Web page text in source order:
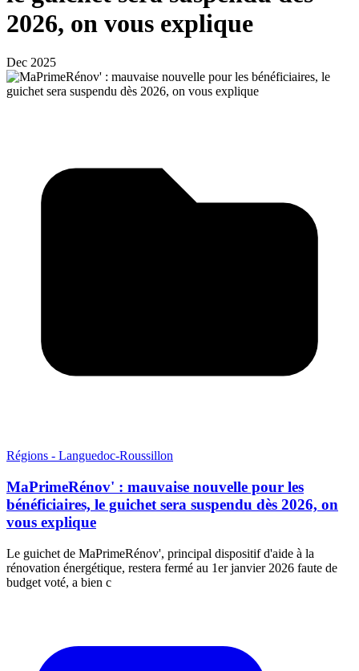
2026, on vous explique
Dec 2025
Régions - Languedoc-Roussillon
MaPrimeRénov' : mauvaise nouvelle pour les
bénéficiaires, le guichet sera suspendu dès 2026, on
vous explique
Le guichet de MaPrimeRénov', principal dispositif d'aide à la
rénovation énergétique, restera fermé au 1er janvier 2026 faute de
budget voté, a bien c